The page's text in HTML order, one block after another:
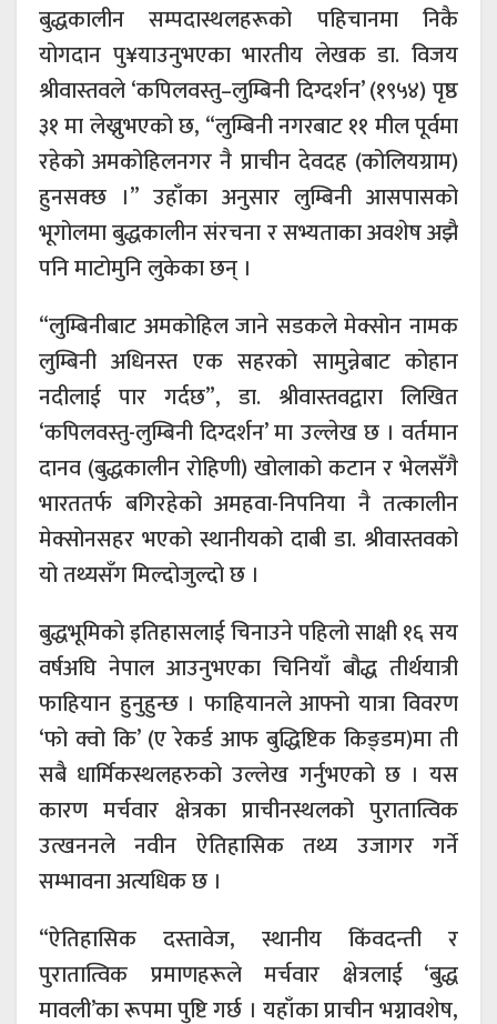
बुद्धकालीन सम्पदास्थलहरूको पहिचानमा निकै
योगदान पु¥याउनुभएका भारतीय लेखक डा. विजय
श्रीवास्तवले ‘कपिलवस्तु–लुम्बिनी दिग्दर्शन’ (१९५४) पृष्ठ
३१ मा लेख्नुभएको छ, “लुम्बिनी नगरबाट ११ मील पूर्वमा
रहेको अमकोहिलनगर नै प्राचीन देवदह (कोलियग्राम)
हुनसक्छ ।” उहाँका अनुसार लुम्बिनी आसपासको
भूगोलमा बुद्धकालीन संरचना र सभ्यताका अवशेष अझै
पनि माटोमुनि लुकेका छन् ।
“लुम्बिनीबाट अमकोहिल जाने सडकले मेक्सोन नामक
लुम्बिनी अधिनस्त एक सहरको सामुन्नेबाट कोहान
नदीलाई पार गर्दछ”, डा. श्रीवास्तवद्वारा लिखित
‘कपिलवस्तु-लुम्बिनी दिग्दर्शन’ मा उल्लेख छ । वर्तमान
दानव (बुद्धकालीन रोहिणी) खोलाको कटान र भेलसँगै
भारततर्फ बगिरहेको अमहवा-निपनिया नै तत्कालीन
मेक्सोनसहर भएको स्थानीयको दाबी डा. श्रीवास्तवको
यो तथ्यसँग मिल्दोजुल्दो छ ।
बुद्धभूमिको इतिहासलाई चिनाउने पहिलो साक्षी १६ सय
वर्षअघि नेपाल आउनुभएका चिनियाँ बौद्ध तीर्थयात्री
फाहियान हुनुहुन्छ । फाहियानले आफ्नो यात्रा विवरण
‘फो क्वो कि’ (ए रेकर्ड आफ बुद्धिष्टिक किङ्डम)मा ती
सबै धार्मिकस्थलहरुको उल्लेख गर्नुभएको छ । यस
कारण मर्चवार क्षेत्रका प्राचीनस्थलको पुरातात्विक
उत्खननले नवीन ऐतिहासिक तथ्य उजागर गर्ने
सम्भावना अत्यधिक छ ।
“ऐतिहासिक दस्तावेज, स्थानीय किंवदन्ती र
पुरातात्विक प्रमाणहरूले मर्चवार क्षेत्रलाई ‘बुद्ध
मावली’का रूपमा पुष्टि गर्छ । यहाँका प्राचीन भग्नावशेष,